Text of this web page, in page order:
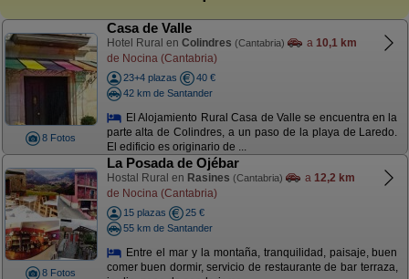
8 Fotos
Casa de Valle
Hotel Rural en Colindres (Cantabria) a 10,1 km
de Nocina (Cantabria)
23+4 plazas
40 €
42 km de Santander
El Alojamiento Rural Casa de Valle se encuentra en la
parte alta de Colindres, a un paso de la playa de Laredo.
El edificio es originario de ...
8 Fotos
La Posada de Ojébar
Hostal Rural en Rasines (Cantabria) a 12,2 km
de Nocina (Cantabria)
15 plazas
25 €
55 km de Santander
Entre el mar y la montaña, tranquilidad, paisaje, buen
comer buen dormir, servicio de restaurante de bar terraza,